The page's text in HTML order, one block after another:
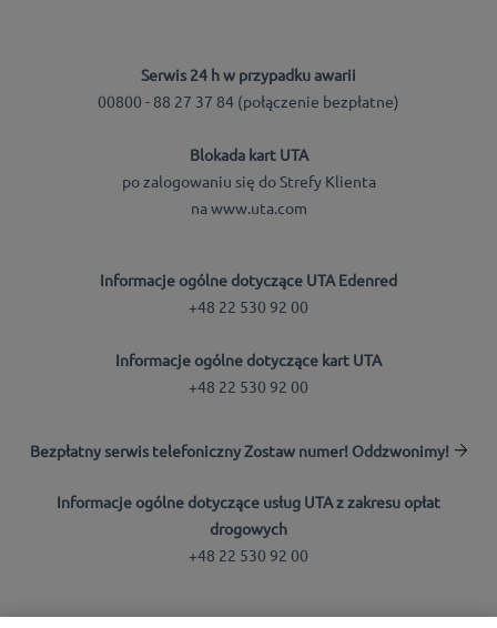
Serwis 24 h w przypadku awarii
00800 - 88 27 37 84 (połączenie bezpłatne)
Blokada kart UTA
po zalogowaniu się do Strefy Klienta
na www.uta.com
Informacje ogólne dotyczące UTA Edenred
+48 22 530 92 00
Informacje ogólne dotyczące kart UTA
+48 22 530 92 00
Bezpłatny serwis telefoniczny Zostaw numer! Oddzwonimy!
Informacje ogólne dotyczące usług UTA z zakresu opłat
drogowych
+48 22 530 92 00